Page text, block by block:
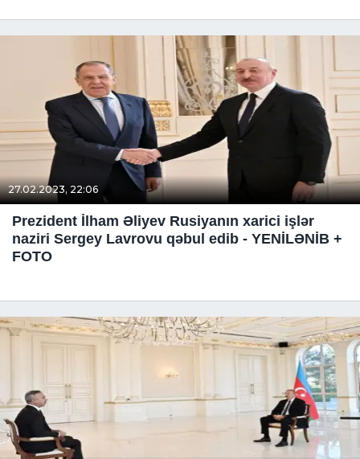
27.02.2023, 22:06
Prezident İlham Əliyev Rusiyanın xarici işlər
naziri Sergey Lavrovu qəbul edib - YENİLƏNİB +
FOTO